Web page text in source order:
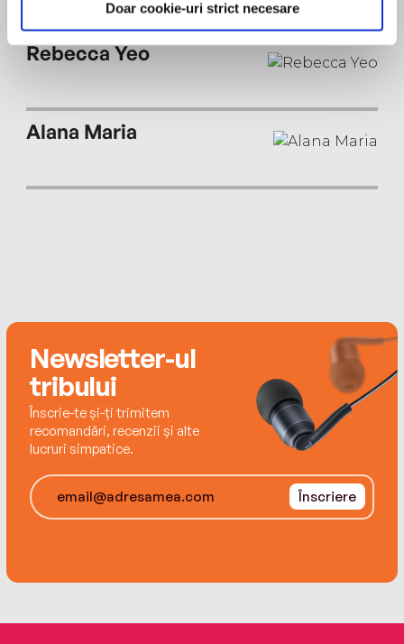
Doar cookie-uri strict necesare
week ending 8 October 2022)
Rebecca Yeo
Alana Maria
Newsletter-ul
tribului
Înscrie-te și-ți trimitem
recomandări, recenzii și alte
lucruri simpatice.
Înscriere